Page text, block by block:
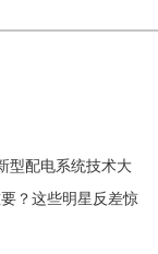
型配电系统技术大
？这些明星反差惊